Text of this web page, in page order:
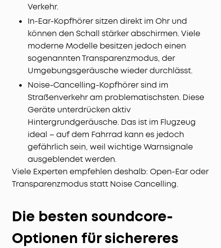
Verkehr.
In-Ear-Kopfhörer sitzen direkt im Ohr und
können den Schall stärker abschirmen. Viele
moderne Modelle besitzen jedoch einen
sogenannten Transparenzmodus, der
Umgebungsgeräusche wieder durchlässt.
Noise-Cancelling-Kopfhörer sind im
Straßenverkehr am problematischsten. Diese
Geräte unterdrücken aktiv
Hintergrundgeräusche. Das ist im Flugzeug
ideal – auf dem Fahrrad kann es jedoch
gefährlich sein, weil wichtige Warnsignale
ausgeblendet werden.
Viele Experten empfehlen deshalb: Open-Ear oder
Transparenzmodus statt Noise Cancelling.
Die besten soundcore-
Optionen für sichereres